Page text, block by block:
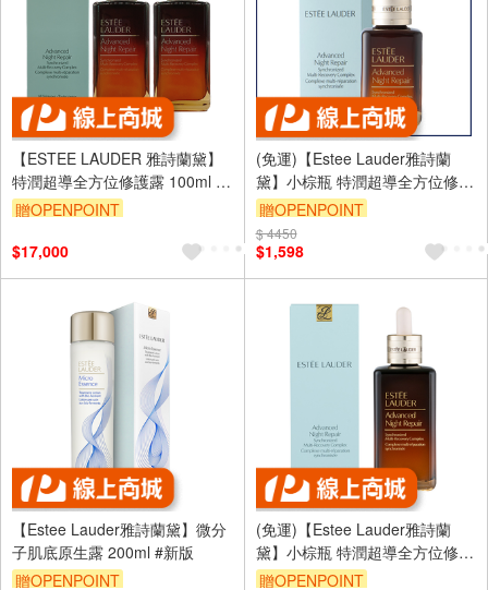
【ESTEE LAUDER 雅詩蘭黛】
特潤超導全方位修護露 100ml 2
入組
贈OPENPOINT
$17,000
(免運)【Estee Lauder雅詩蘭
黛】小棕瓶 特潤超導全方位修護
露50ml 公司貨
贈OPENPOINT
$ 4450
$1,598
【Estee Lauder雅詩蘭黛】微分
子肌底原生露 200ml #新版
贈OPENPOINT
(免運)【Estee Lauder雅詩蘭
黛】小棕瓶 特潤超導全方位修護
露115ml 公司貨
贈OPENPOINT